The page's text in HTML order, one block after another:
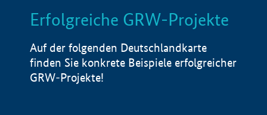
LISTE Info
Erfolgreiche GRW-Projekte
Auf der folgenden Deutschlandkarte
finden Sie konkrete Beispiele erfolgreicher
GRW-Projekte!